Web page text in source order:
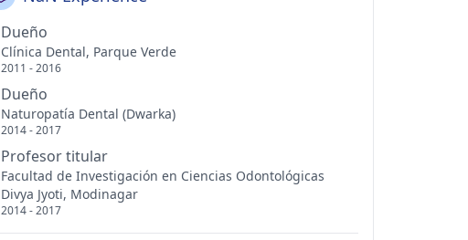
Dueño
Clínica Dental, Parque Verde
2011 - 2016
Dueño
Naturopatía Dental (Dwarka)
2014 - 2017
Profesor titular
Facultad de Investigación en Ciencias Odontológicas
Divya Jyoti, Modinagar
2014 - 2017